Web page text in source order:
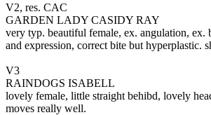
V2, res. CAC
GARDEN LADY CASIDY RAY
very typ. beautiful female, ex. angulation, ex.
and expression, correct bite but hyperplastic.
V3
RAINDOGS ISABELL
lovely female, little straight behibd, lovely
moves really well.